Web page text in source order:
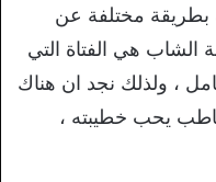
بطريقة مختلفة عن
الشاب هي الفتاة التي
، ولذلك نجد ان هناك
يحب خطيبته ،